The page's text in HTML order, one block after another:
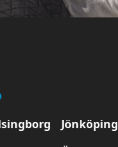
Jönköping